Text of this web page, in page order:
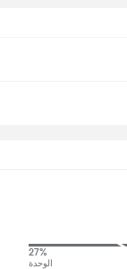
27%
الوحدة